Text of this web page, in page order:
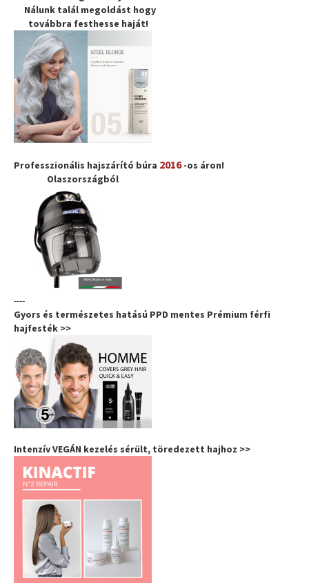
Nálunk talál megoldást hogy
továbbra festhesse haját!
Professzionális hajszárító búra 2016-os áron!
Olaszországból
----
Gyors és természetes hatású PPD mentes Prémium férfi
hajfesték >>
Intenzív VEGÁN kezelés sérült, töredezett hajhoz >>